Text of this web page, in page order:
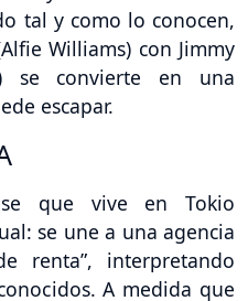
tal y como lo conocen,
Williams) con Jimmy
se convierte en una
escapar.
que vive en Tokio
se une a una agencia
renta”, interpretando
A medida que